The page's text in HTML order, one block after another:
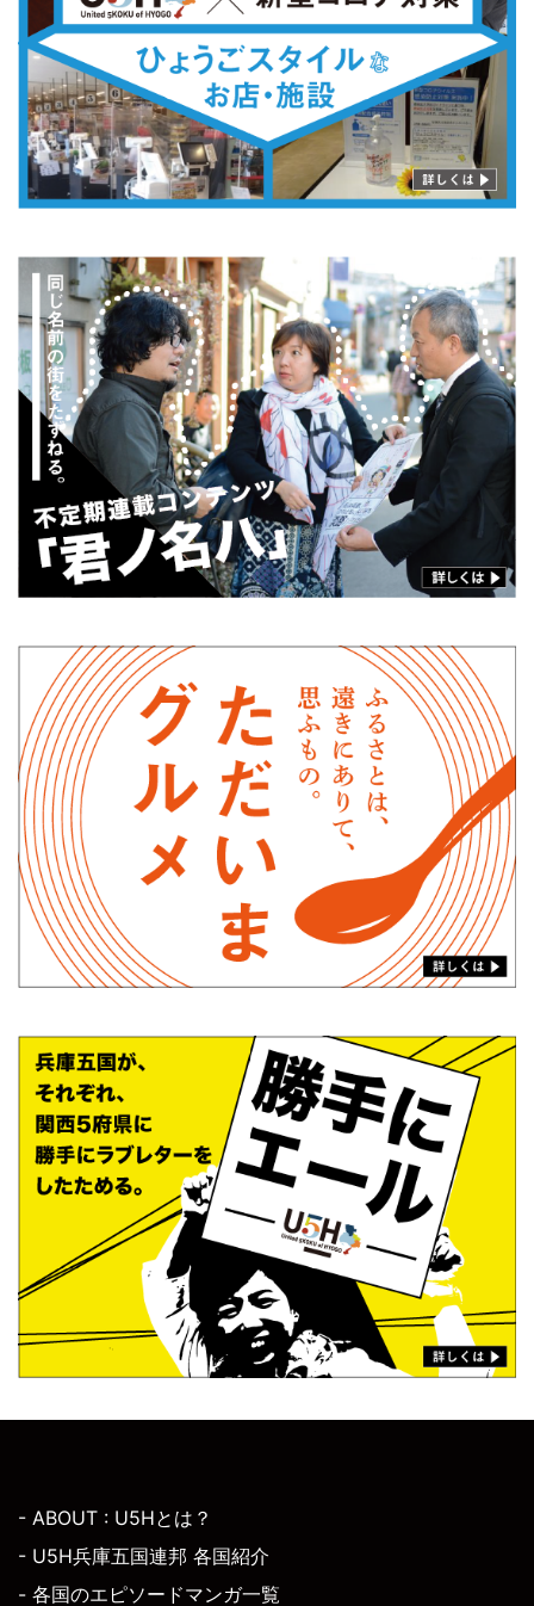
- ABOUT : U5Hとは？
- U5H兵庫五国連邦 各国紹介
- 各国のエピソードマンガ一覧